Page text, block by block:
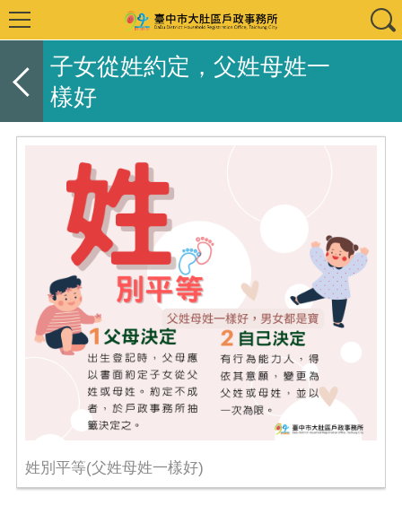
子女從姓約定，父姓母姓一
樣好
姓別平等(父姓母姓一樣好)